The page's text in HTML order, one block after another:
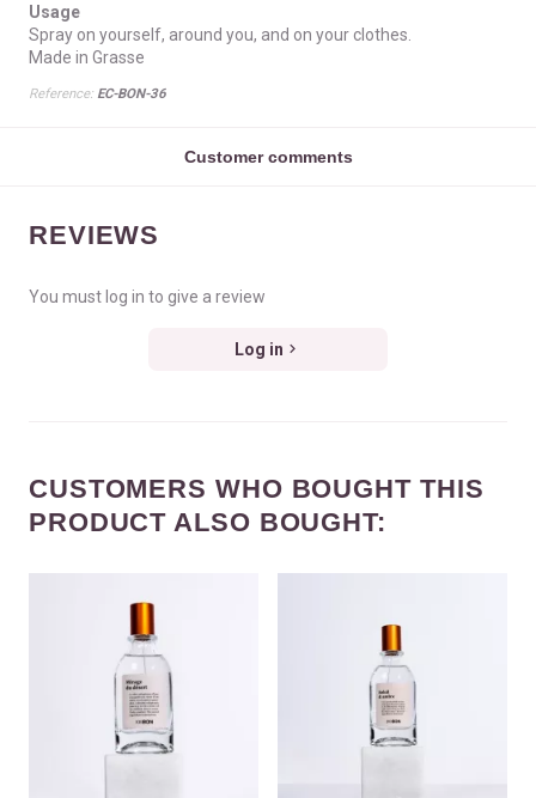
Usage
Spray on yourself, around you, and on your clothes.
Made in Grasse
Reference: EC-BON-36
Customer comments
REVIEWS
You must log in to give a review
Log in
CUSTOMERS WHO BOUGHT THIS
PRODUCT ALSO BOUGHT: